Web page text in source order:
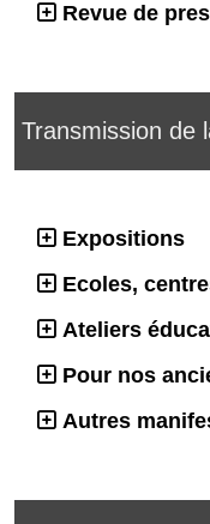
Revue de
Transmission de
Expositions
Ecoles,
Ateliers
Pour nos
Autres